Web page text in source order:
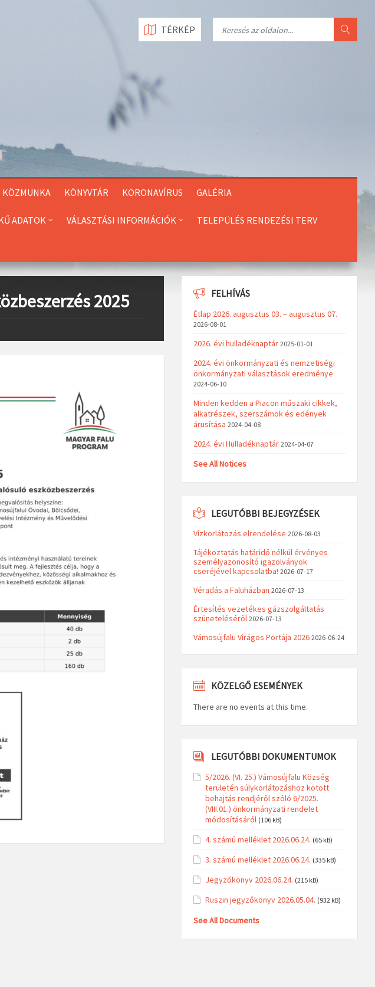
KÖZMUNKA KÖNYVTÁR KORONAVÍRUS GALÉRIA
ADATOK VÁLASZTÁSI INFORMÁCIÓK TELEPÜLÉS RENDEZÉSI TERV
TÉRKÉP
2025 FELHÍVÁS
Étlap 2026. augusztus 03. – augusztus 07.
2026-08-01
2026. évi hulladéknaptár 2025-01-01
2024. évi önkormányzati és nemzetiségi
önkormányzati választások eredménye
2024-06-10
Minden kedden a Piacon műszaki cikkek,
alkatrészek, szerszámok és edények
árusítása 2024-04-08
2024. évi Hulladéknaptár 2024-04-07
See All Notices
LEGUTÓBBI BEJEGYZÉSEK
Vízkorlátozás elrendelése 2026-08-03
Tájékoztatás határidő nélkül érvényes
személyazonosító igazolványok
cseréjével kapcsolatba! 2026-07-17
Véradás a Faluházban 2026-07-13
Értesítés vezetékes gázszolgáltatás
szüneteléséről 2026-07-13
Vámosújfalu Virágos Portája 2026 2026-06-24
KÖZELGŐ ESEMÉNYEK
There are no events at this time.
LEGUTÓBBI DOKUMENTUMOK
5/2026. (VI. 25.) Vámosújfalu Község
területén súlykorlátozáshoz kötött
behajtás rendjéről szóló 6/2025.
(VIII.01.) önkormányzati rendelet
módosításáról (106 kB)
4. számú melléklet 2026.06.24. (65 kB)
3. számú melléklet 2026.06.24. (335 kB)
Jegyzőkönyv 2026.06.24. (215 kB)
Ruszin jegyzőkönyv 2026.05.04. (932 kB)
See All Documents